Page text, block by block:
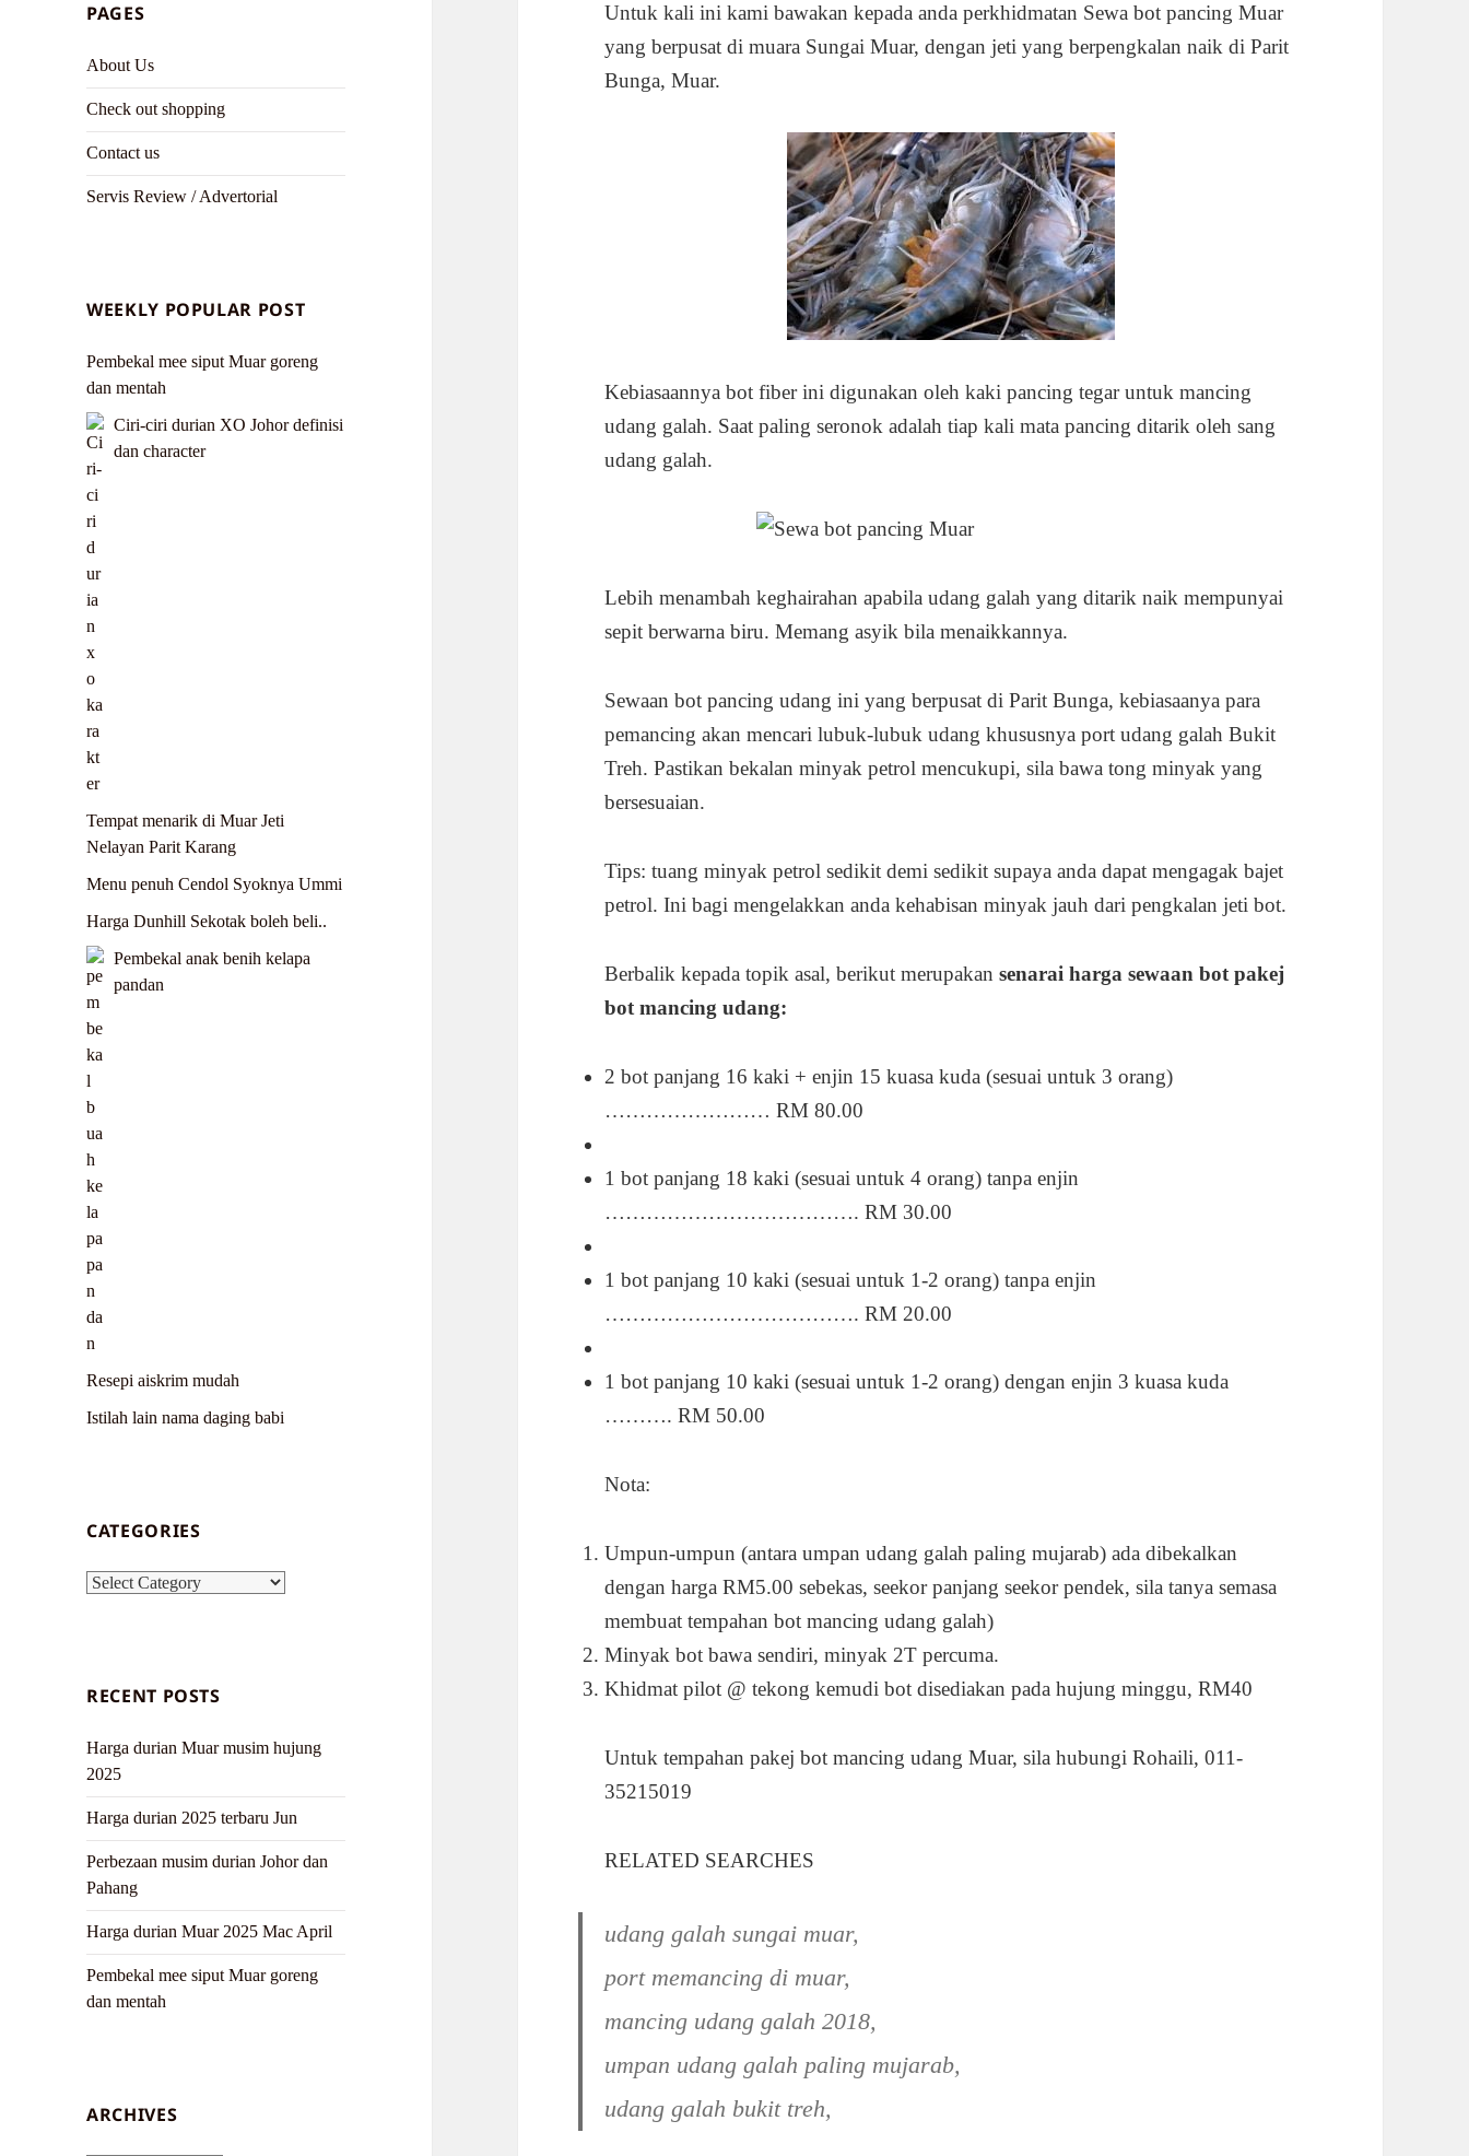
PAGES
About Us
Check out shopping
Contact us
Servis Review / Advertorial
WEEKLY POPULAR POST
Pembekal mee siput Muar goreng
dan mentah
Ciri-ciri durian XO Johor definisi
dan character
Tempat menarik di Muar Jeti
Nelayan Parit Karang
Menu penuh Cendol Syoknya Ummi
Harga Dunhill Sekotak boleh beli..
Pembekal anak benih kelapa
pandan
Resepi aiskrim mudah
Istilah lain nama daging babi
CATEGORIES
Categories
RECENT POSTS
Harga durian Muar musim hujung
2025
Harga durian 2025 terbaru Jun
Perbezaan musim durian Johor dan
Pahang
Harga durian Muar 2025 Mac April
Pembekal mee siput Muar goreng
dan mentah
ARCHIVES
Untuk kali ini kami bawakan kepada anda perkhidmatan Sewa bot pancing Muar
yang berpusat di muara Sungai Muar, dengan jeti yang berpengkalan naik di Parit
Bunga, Muar.
Kebiasaannya bot fiber ini digunakan oleh kaki pancing tegar untuk mancing
udang galah. Saat paling seronok adalah tiap kali mata pancing ditarik oleh sang
udang galah.
Lebih menambah keghairahan apabila udang galah yang ditarik naik mempunyai
sepit berwarna biru. Memang asyik bila menaikkannya.
Sewaan bot pancing udang ini yang berpusat di Parit Bunga, kebiasaanya para
pemancing akan mencari lubuk-lubuk udang khususnya port udang galah Bukit
Treh. Pastikan bekalan minyak petrol mencukupi, sila bawa tong minyak yang
bersesuaian.
Tips: tuang minyak petrol sedikit demi sedikit supaya anda dapat mengagak bajet
petrol. Ini bagi mengelakkan anda kehabisan minyak jauh dari pengkalan jeti bot.
Berbalik kepada topik asal, berikut merupakansenarai harga sewaan bot pakej
bot mancing udang:
2 bot panjang 16 kaki + enjin 15 kuasa kuda (sesuai untuk 3 orang)
…………………… RM 80.00
1 bot panjang 18 kaki (sesuai untuk 4 orang) tanpa enjin
………………………………. RM 30.00
1 bot panjang 10 kaki (sesuai untuk 1-2 orang) tanpa enjin
………………………………. RM 20.00
1 bot panjang 10 kaki (sesuai untuk 1-2 orang) dengan enjin 3 kuasa kuda
………. RM 50.00
Nota:
Umpun-umpun (antara umpan udang galah paling mujarab) ada dibekalkan
dengan harga RM5.00 sebekas, seekor panjang seekor pendek, sila tanya semasa
membuat tempahan bot mancing udang galah)
Minyak bot bawa sendiri, minyak 2T percuma.
Khidmat pilot @ tekong kemudi bot disediakan pada hujung minggu, RM40
Untuk tempahan pakej bot mancing udang Muar, sila hubungi Rohaili, 011-
35215019
RELATED SEARCHES
udang galah sungai muar,
port memancing di muar,
mancing udang galah 2018,
umpan udang galah paling mujarab,
udang galah bukit treh,